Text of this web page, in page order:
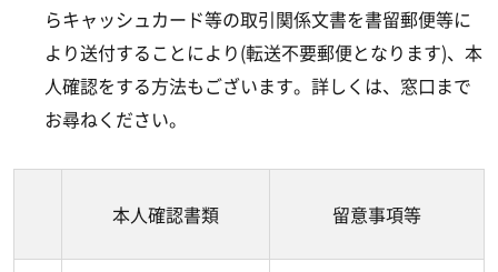
らキャッシュカード等の取引関係文書を書留郵便等に
より送付することにより(転送不要郵便となります)、本
人確認をする方法もございます。詳しくは、窓口まで
お尋ねください。
本人確認書類 留意事項等